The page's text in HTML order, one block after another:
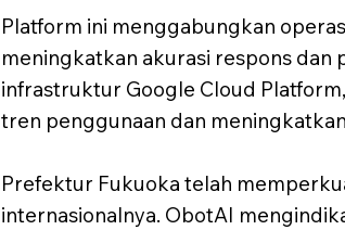
Platform ini menggabungkan
meningkatkan akurasi respons dan
infrastruktur Google Cloud
tren penggunaan dan
Prefektur Fukuoka telah
internasionalnya. ObotAI